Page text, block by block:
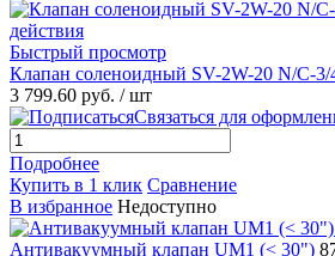
Быстрый просмотр
Клапан соленоидный SV-2W-20 N/C-3/
3 799.60 руб. / шт
Связаться для
Подробнее
Купить в 1 клик Сравнение
В избранное Недоступно
Антивакуумный клапан UM1 (< 30")